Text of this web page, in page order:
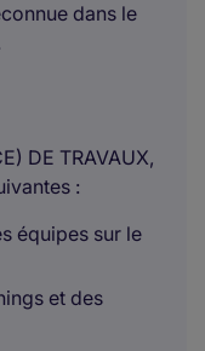
dans le
DE TRAVAUX,
:
équipes sur le
et des